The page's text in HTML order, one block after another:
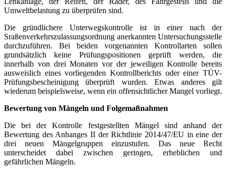
Umweltbelastung zu überprüfen sind.
Die gründlichere Unterwegskontrolle ist in einer nach der
Sraßenverkehrszulassungsordnung anerkannten Untersuchungsstelle
durchzuführen. Bei beiden vorgenannten Kontrollarten sollen
grundsätzlich keine Prüfungspositionen geprüft werden, die
innerhalb von drei Monaten vor der jeweiligen Kontrolle bereits
ausweislich eines vorliegenden Kontrollberichts oder einer TÜV-
Prüfungsbescheinigung überprüft wurden. Etwas anderes gilt
wiederum beispielsweise, wenn ein offensichtlicher Mangel vorliegt.
Bewertung von Mängeln und Folgemaßnahmen
Die bei der Kontrolle festgestellten Mängel sind anhand der
Bewertung des Anhanges II der Richtlinie 2014/47/EU in eine der
drei neuen Mängelgruppen einzustufen. Das neue Recht
unterscheidet dabei zwischen geringen, erheblichen und
gefährlichen Mängeln.